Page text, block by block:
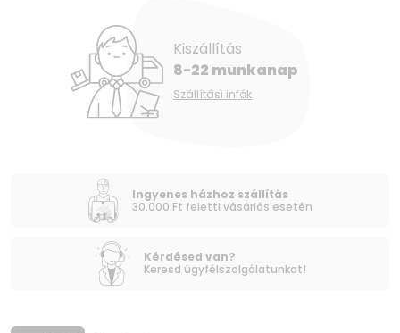
Kiszállítás
8-22 munkanap
Szállítási infók
Ingyenes házhoz szállítás
30.000 Ft feletti vásárlás esetén
Kérdésed van?
Keresd ügyfélszolgálatunkat!